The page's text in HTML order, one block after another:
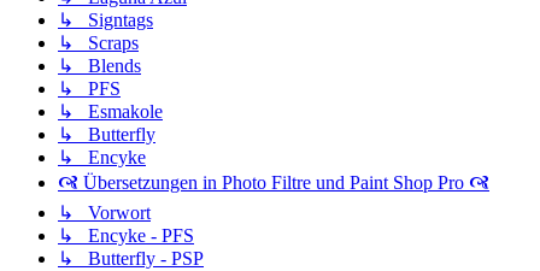
↳ Signtags
↳ Scraps
↳ Blends
↳ PFS
↳ Esmakole
↳ Butterfly
↳ Encyke
🙧 Übersetzungen in Photo Filtre und Paint Shop Pro 🙧
↳ Vorwort
↳ Encyke - PFS
↳ Butterfly - PSP